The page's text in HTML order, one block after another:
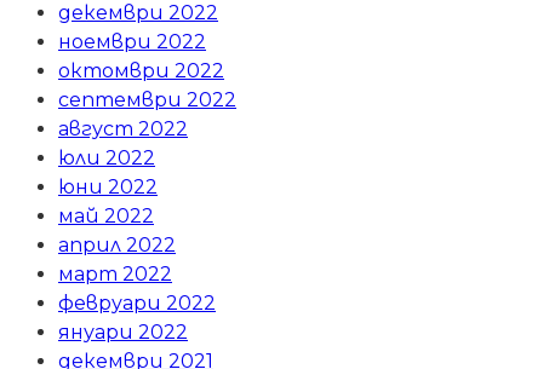
декември 2022
ноември 2022
октомври 2022
септември 2022
август 2022
юли 2022
юни 2022
май 2022
април 2022
март 2022
февруари 2022
януари 2022
декември 2021